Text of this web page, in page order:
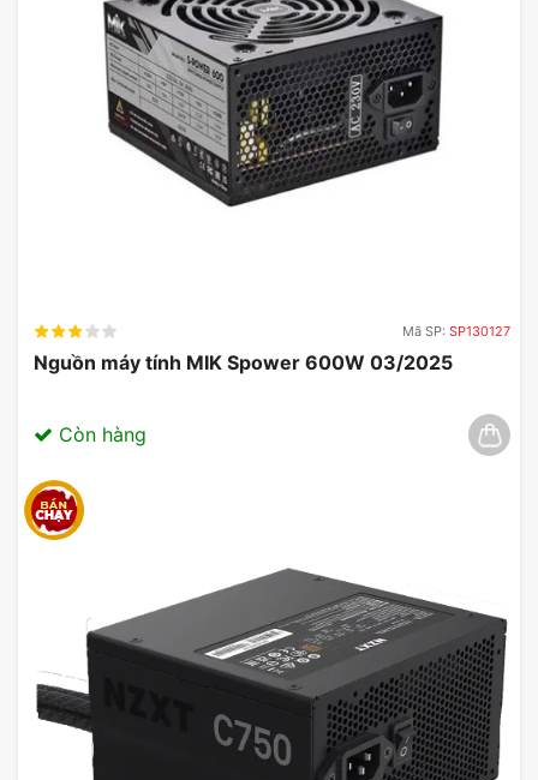
Mã SP: SP130127
Nguồn máy tính MIK Spower 600W 03/2025
Còn hàng